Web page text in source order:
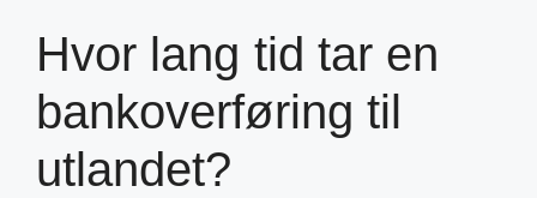
Hvor lang tid tar en
bankoverføring til
utlandet?